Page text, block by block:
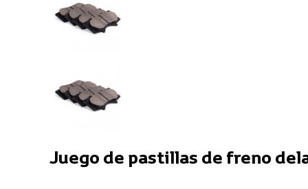
Juego de pastillas de freno